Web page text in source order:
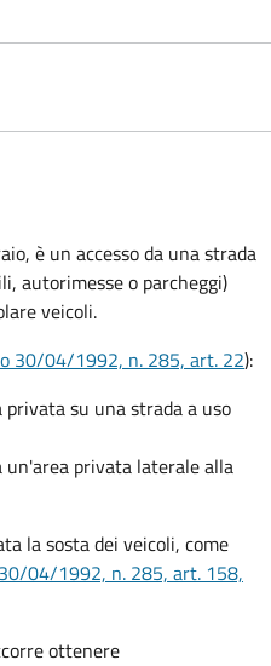
è un accesso da una strada
autorimesse o parcheggi)
veicoli.
30/04/1992, n. 285, art. 22):
su una strada a uso
un'area privata laterale alla
la sosta dei veicoli, come
04/1992, n. 285, art. 158,
ottenere